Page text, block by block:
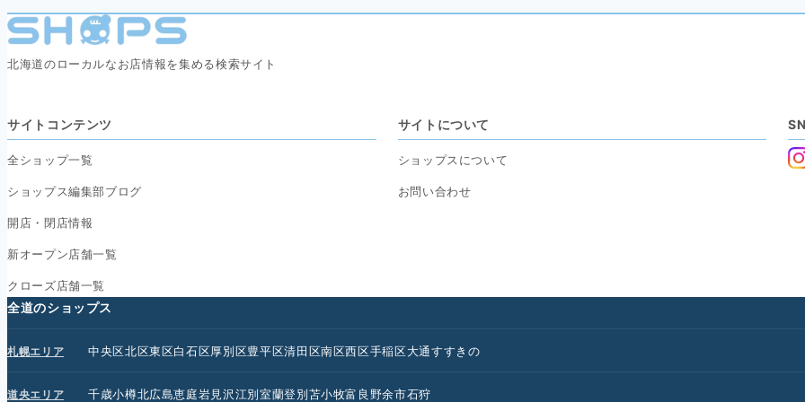
北海道のローカルなお店情報を集める検索サイト
サイトコンテンツ
全ショップ一覧
ショップス編集部ブログ
開店・閉店情報
新オープン店舗一覧
クローズ店舗一覧
サイトについて
ショップスについて
お問い合わせ
全道のショップス
札幌エリア 中央区北区東区白石区厚別区豊平区清田区南区西区手稲区大通すすきの
道央エリア 千歳小樽北広島恵庭岩見沢江別室蘭登別苫小牧富良野余市石狩